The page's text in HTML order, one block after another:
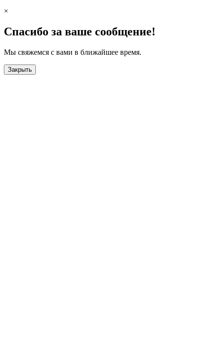
×
Спасибо за ваше сообщение!
Мы свяжемся с вами в ближайшее время.
Закрыть